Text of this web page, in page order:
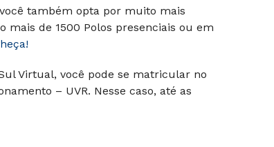
também opta por muito mais
mais de 1500 Polos presenciais ou em
Virtual, você pode se matricular no
– UVR. Nesse caso, até as